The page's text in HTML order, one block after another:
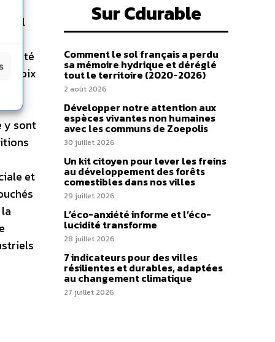
choix
y sont
et
Sur Cdurable
Comment le sol français a perdu
sa mémoire hydrique et déréglé
tout le territoire (2020-2026)
2 août 2026
Développer notre attention aux
espèces vivantes non humaines
avec les communs de Zoepolis
30 juillet 2026
Un kit citoyen pour lever les freins
au développement des forêts
comestibles dans nos villes
29 juillet 2026
L’éco-anxiété informe et l’éco-
lucidité transforme
28 juillet 2026
7 indicateurs pour des villes
résilientes et durables, adaptées
au changement climatique
27 juillet 2026